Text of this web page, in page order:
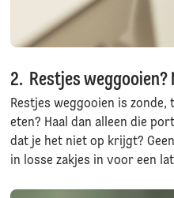
2. Restjes weggooien?
Restjes weggooien is
eten? Haal dan alleen die
dat je het niet op krijgt?
in losse zakjes in voor een